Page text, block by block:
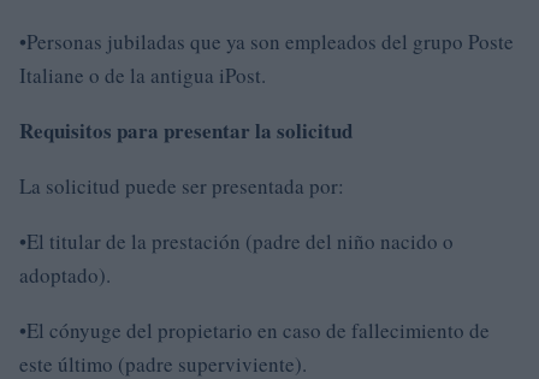
•Personas jubiladas que ya son empleados del grupo Poste
Italiane o de la antigua iPost.
Requisitos para presentar la solicitud
La solicitud puede ser presentada por:
•El titular de la prestación (padre del niño nacido o
adoptado).
•El cónyuge del propietario en caso de fallecimiento de
este último (padre superviviente).